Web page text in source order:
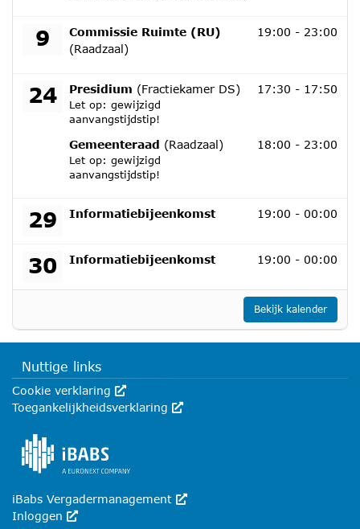
9
Commissie Ruimte (RU)
(Raadzaal)
woensdag 9 september 2026 19:00 - 23:00
24 Presidium (Fractiekamer DS)
Let op: gewijzigd
aanvangstijdstip!
donderdag 24 september 2026 17:30 - 17:50
Gemeenteraad (Raadzaal)
Let op: gewijzigd
aanvangstijdstip!
donderdag 24 september 2026 18:00 - 23:00
29 Informatiebijeenkomst
dinsdag 29 september 2026 19:00 - 00:00
30 Informatiebijeenkomst
woensdag 30 september 2026 19:00 - 00:00
Bekijk kalender
Nuttige links
Cookie verklaring Deze link wordt in een nieuw venster geopend
Toegankelijkheidsverklaring Deze link wordt in een nieuw
iBabs Vergadermanagement Deze link wordt in een nieuw
Inloggen Deze link wordt in een nieuw venster geopend